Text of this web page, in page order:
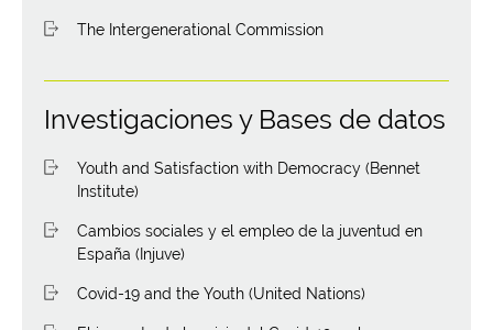
The Intergenerational Commission
Investigaciones y Bases de datos
Youth and Satisfaction with Democracy (Bennet
Institute)
Cambios sociales y el empleo de la juventud en
España (Injuve)
Covid-19 and the Youth (United Nations)